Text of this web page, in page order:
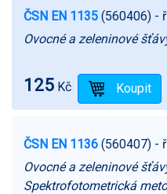
ČSN EN 1135 (560406) -
Ovocné a zeleninové
125 Kč
ČSN EN 1136 (560407) -
Ovocné a zeleninové
Spektrofotometrická